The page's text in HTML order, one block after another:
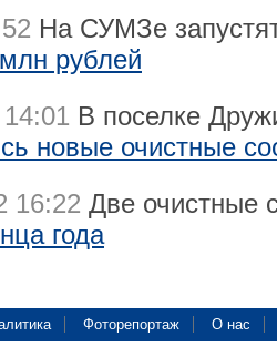
На СУМЗе
рублей
В поселке
новые очистные
16:22 Две очистные
года
Фоторепортаж О нас